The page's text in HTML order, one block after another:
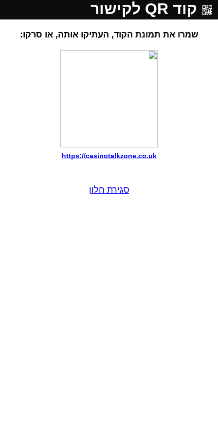
קוד QR לקישור
שמרו את תמונת הקוד, העתיקו אותה, או סרקו:
https://casinotalkzone.co.uk
סגירת חלון